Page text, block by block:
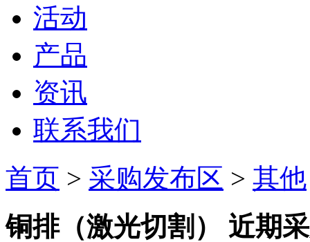
活动
产品
资讯
联系我们
首页 > 采购发布区 > 其他
铜排（激光切割）
近期